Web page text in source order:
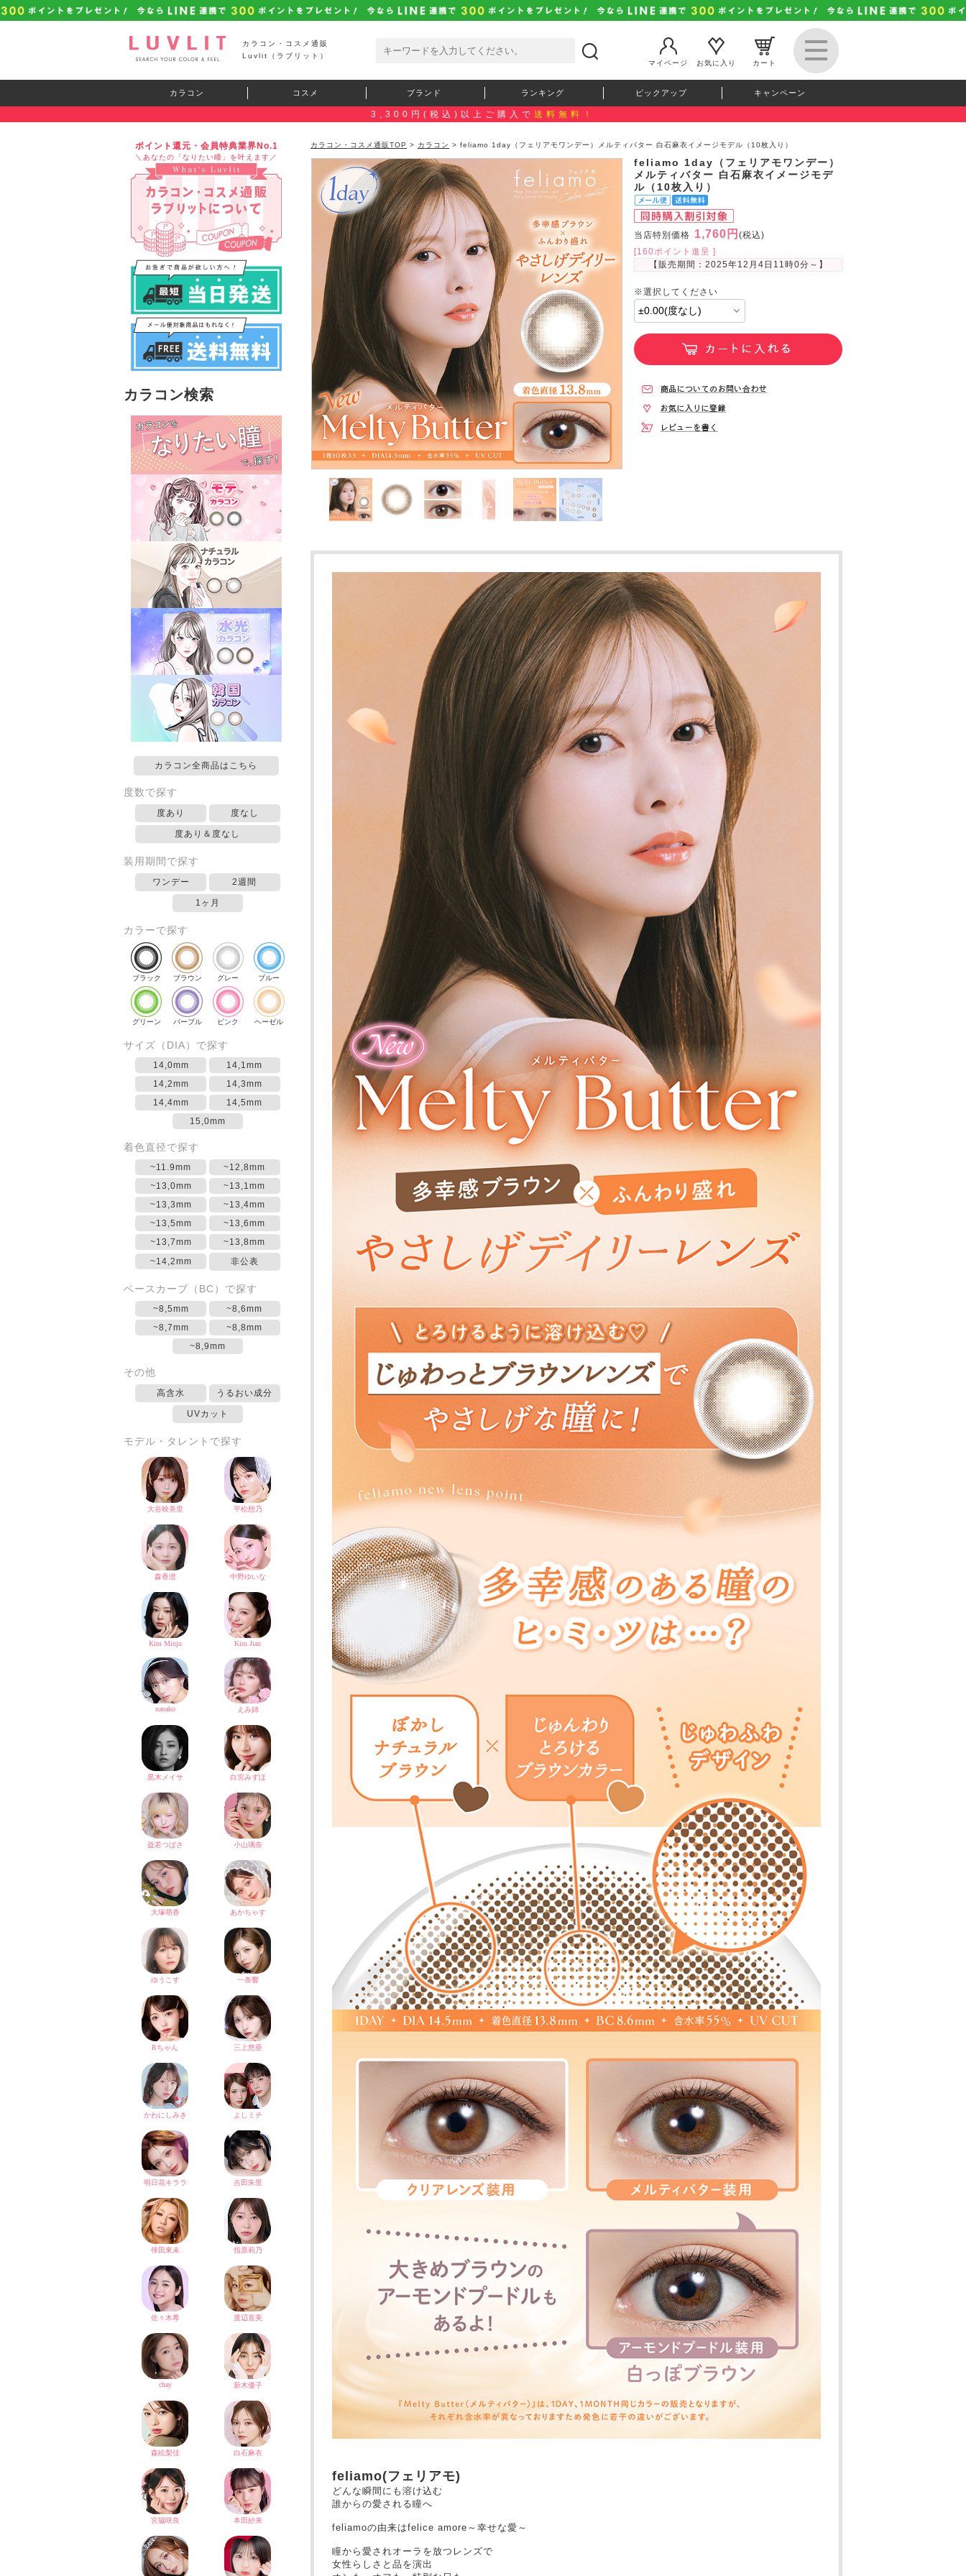
カラコン・コスメ通販
Luvlit（ラブリット）
マイページ
お気に入り カート
カラコン コスメ ブランド ランキング ピックアップ キャンペーン
3,300円(税込)以上ご購入で 送料無料！
ポイント還元・会員特典業界No.1
＼あなたの「なりたい瞳」を叶えます／
カラコン検索
カラコン全商品はこちら
度数で探す
度あり 度なし
度あり＆度なし
装用期間で探す
ワンデー 2週間
1ヶ月
カラーで探す
ブラック ブラウン グレー ブルー
グリーン パープル ピンク ヘーゼル
サイズ（DIA）で探す
14,0mm
14,1mm
14,2mm
14,3mm
14,4mm
14,5mm
15,0mm
着色直径で探す
~11.9mm
~12,8mm
~13,0mm
~13,1mm
~13,3mm
~13,4mm
~13,5mm
~13,6mm
~13,7mm
~13,8mm
~14,2mm
非公表
ベースカーブ（BC）で探す
~8,5mm
~8,6mm
~8,7mm
~8,8mm
~8,9mm
その他
高含水 うるおい成分
UVカット
モデル・タレントで探す
カラコン・コスメ通販TOP > カラコン > feliamo 1day（フェリアモワンデー）メルティバター 白石麻衣イメージモデル（10枚入り）
feliamo 1day（フェリアモワンデー）
メルティバター 白石麻衣イメージモデ
ル（10枚入り）
当店特別価格 1,760円 (税込)
[160ポイント進呈 ]
【販売期間： 2025年12月4日11時0分 ～】
feliamo(フェリアモ)
どんな瞬間にも溶け込む
誰からの愛される瞳へ
feliamoの由来はfelice amore～幸せな愛～
瞳から愛されオーラを放つレンズで
女性らしさと品を演出